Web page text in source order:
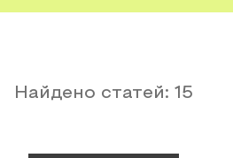
Найдено статей: 15